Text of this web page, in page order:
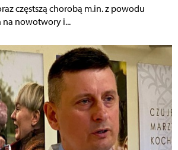
częstszą chorobą m.in. z powodu
nowotwory i...